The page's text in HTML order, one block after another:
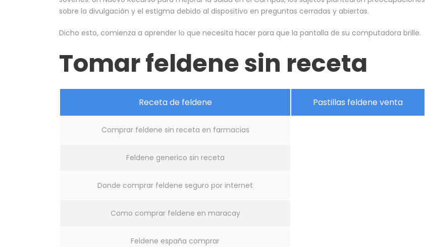
sobre la divulgación y el estigma debido al dispositivo en preguntas cerradas y abiertas.
Dicho esto, comienza a aprender lo que necesita hacer para que la pantalla de su computadora brille.
Tomar feldene sin receta
Receta de feldene Pastillas feldene venta
Comprar feldene sin receta en farmacias
Feldene generico sin receta
Donde comprar feldene seguro por internet
Como comprar feldene en maracay
Feldene españa comprar